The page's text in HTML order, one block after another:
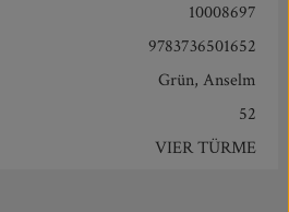
10008697
9783736501652
Grün, Anselm
52
VIER TÜRME